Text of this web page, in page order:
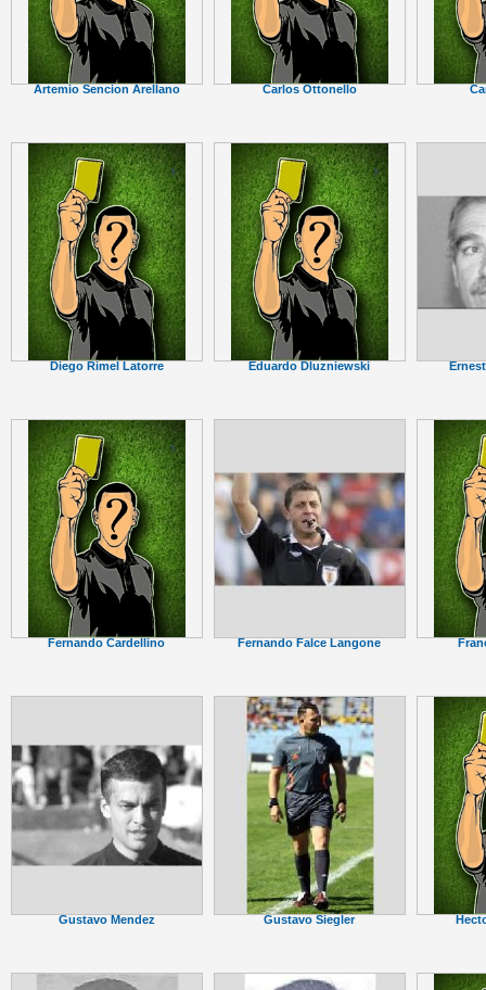
Artemio Sencion Arellano Carlos Ottonello
Diego Rimel Latorre Eduardo Dluzniewski
Fernando Cardellino Fernando Falce Langone
Gustavo Mendez Gustavo Siegler